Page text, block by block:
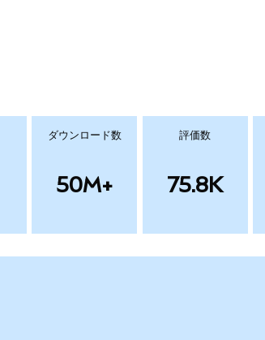
ダウンロード数
50M+
評価数
75.8K